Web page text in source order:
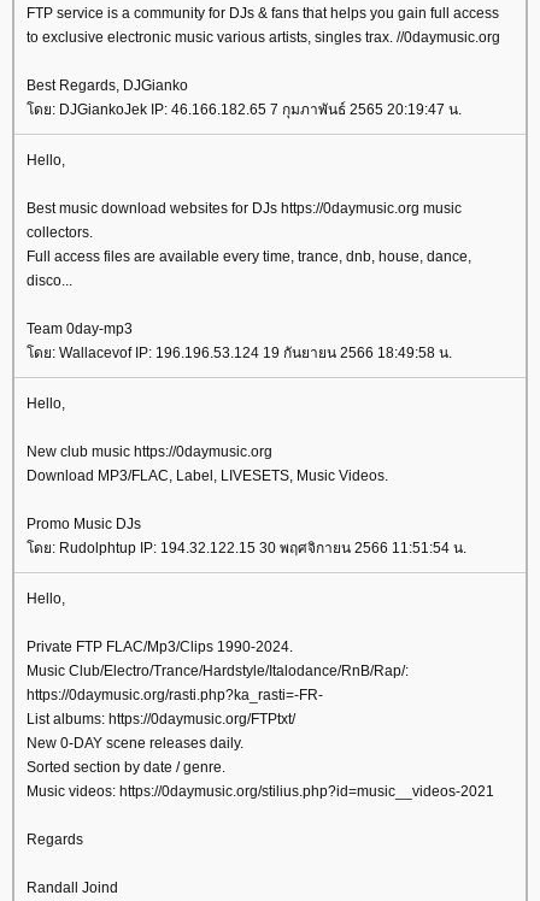
FTP service is a community for DJs & fans that helps you gain full access
to exclusive electronic music various artists, singles trax. //0daymusic.org
Best Regards, DJGianko
ดย: DJGiankoJek IP: 46.166.182.65 7 กุมภาพันธ์ 2565 20:19:47 น.
Hello,
Best music download websites for DJs https://0daymusic.org music
collectors.
Full access files are available every time, trance, dnb, house, dance,
disco...
Team 0day-mp3
ดย: Wallacevof IP: 196.196.53.124 19 กันยายน 2566 18:49:58 น.
Hello,
New club music https://0daymusic.org
Download MP3/FLAC, Label, LIVESETS, Music Videos.
Promo Music DJs
ดย: Rudolphtup IP: 194.32.122.15 30 พฤศจิกายน 2566 11:51:54 น.
Hello,
Private FTP FLAC/Mp3/Clips 1990-2024.
Music Club/Electro/Trance/Hardstyle/Italodance/RnB/Rap/:
https://0daymusic.org/rasti.php?ka_rasti=-FR-
List albums: https://0daymusic.org/FTPtxt/
New 0-DAY scene releases daily.
Sorted section by date / genre.
Music videos: https://0daymusic.org/stilius.php?id=music__videos-2021
Regards
Randall Joind